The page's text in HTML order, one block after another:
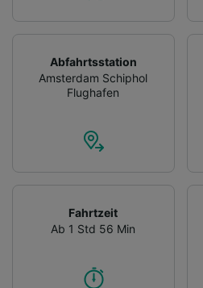
Abfahrtsstation
Amsterdam Schiphol
Flughafen
Fahrtzeit
Ab 1 Std 56 Min